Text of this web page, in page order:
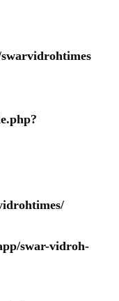
swar-vidroh-